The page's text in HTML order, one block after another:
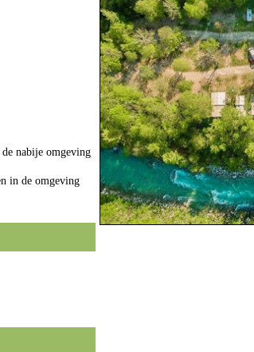
nabije omgeving
in de omgeving